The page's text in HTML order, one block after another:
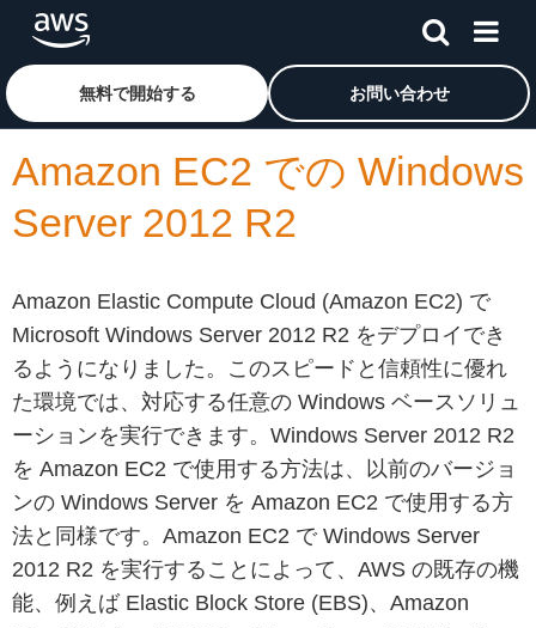
メインコンテンツに移動
アマゾン ウェブ サービスのホームページに戻るには、こ
無料で開始する お問い合わせ
Amazon EC2 での Windows
Server 2012 R2
Amazon Elastic Compute Cloud (Amazon EC2) で
Microsoft Windows Server 2012 R2 をデプロイでき
るようになりました。このスピードと信頼性に優れ
た環境では、対応する任意の Windows ベースソリュ
ーションを実行できます。Windows Server 2012 R2
を Amazon EC2 で使用する方法は、以前のバージョ
ンの Windows Server を Amazon EC2 で使用する方
法と同様です。Amazon EC2 で Windows Server
2012 R2 を実行することによって、AWS の既存の機
能、例えば Elastic Block Store (EBS)、Amazon